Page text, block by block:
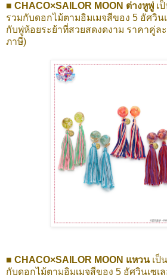
■ CHACO×SAILOR MOON ต่างหูพู่ เ
รวมกับดอกไม้ตามอิมเมจสีของ 5 อัศวิน
กับพู่ห้อยระย้าที่สวยสดงดงาม ราคาคู่ละ
ภาษี)
■ CHACO×SAILOR MOON แหวน เป็
กับดอกไม้ตามอิมเมจสีของ 5 อัศวินเซเ